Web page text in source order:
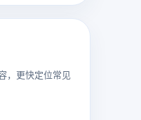
，更快定位常见